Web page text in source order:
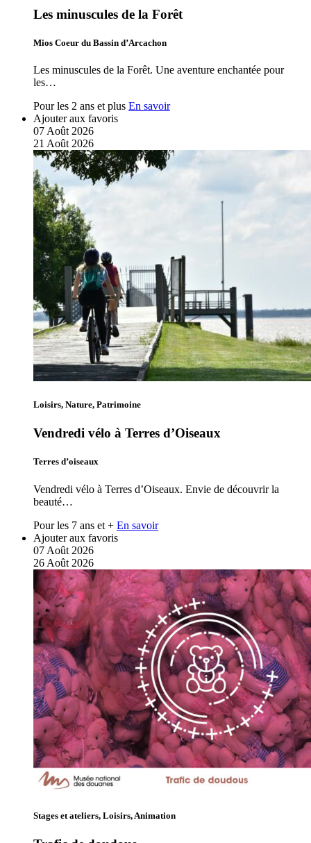
Les minuscules de la Forêt
Mios Coeur du Bassin d’Arcachon
Les minuscules de la Forêt. Une aventure enchantée pour
les…
Pour les 2 ans et plus En savoir
Ajouter aux favoris
07 Août 2026
21 Août 2026
Loisirs, Nature, Patrimoine
Vendredi vélo à Terres d’Oiseaux
Terres d’oiseaux
Vendredi vélo à Terres d’Oiseaux. Envie de découvrir la
beauté…
Pour les 7 ans et + En savoir
Ajouter aux favoris
07 Août 2026
26 Août 2026
Stages et ateliers, Loisirs, Animation